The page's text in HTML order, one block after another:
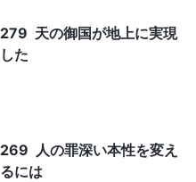
279 天の御国が地上に実現
した
269 人の罪深い本性を変え
るには